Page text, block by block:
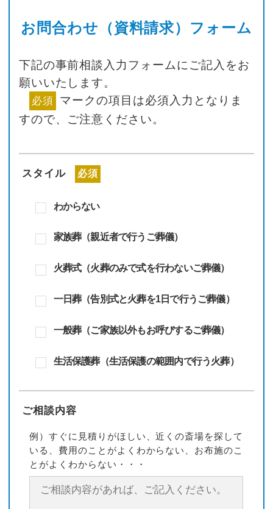
お問合わせ（資料請求）フォーム
下記の事前相談入力フォームにご記入をお
願いいたします。
必須 マークの項目は必須入力となりま
すので、 ご注意ください。
スタイル 必須
わからない
家族葬（親近者で行うご葬儀）
火葬式（火葬のみで式を行わないご葬儀）
一日葬（告別式と火葬を1日で行うご葬儀）
一般葬（ご家族以外もお呼びするご葬儀）
生活保護葬（生活保護の範囲内で行う火葬）
ご相談内容
例）すぐに見積りがほしい、近くの斎場を探して
いる、費用のことがよくわからない、お布施のこ
とがよくわからない・・・